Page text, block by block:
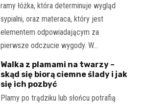
ramy łóżka, która determinuje wygląd
sypialni, oraz materaca, który jest
elementem odpowiadającym za
pierwsze odczucie wygody. W…
Walka z plamami na twarzy –
skąd się biorą ciemne ślady i jak
się ich pozbyć
Plamy po trądziku lub słońcu potrafią